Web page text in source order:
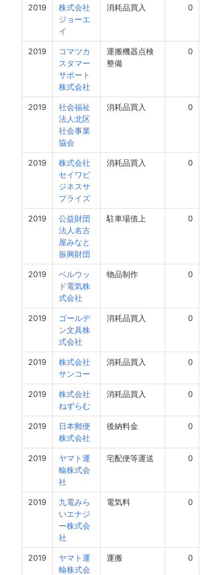
2019
株式会社
ジョーエ
イ
消耗品買入 0
2019
コマツカ
スタマー
サポート
株式会社
運搬機器点検
整備
0
2019
社会福祉
法人北区
社会事業
協会
消耗品買入 0
2019
株式会社
セイワビ
ジネスサ
プライズ
消耗品買入 0
2019
公益財団
法人名古
屋みなと
振興財団
駐車場借上 0
2019
ベルウッ
ド電気株
式会社
物品制作 0
2019
ゴールデ
ン文具株
式会社
消耗品買入 0
2019
株式会社
サンコー
消耗品買入 0
2019
株式会社
ねずらむ
消耗品買入 0
2019
日本郵便
株式会社
後納料金 0
2019
ヤマト運
輸株式会
社
宅配便等運送 0
2019
九電みら
いエナジ
ー株式会
社
電気料 0
2019
ヤマト運
輸株式会
運搬 0